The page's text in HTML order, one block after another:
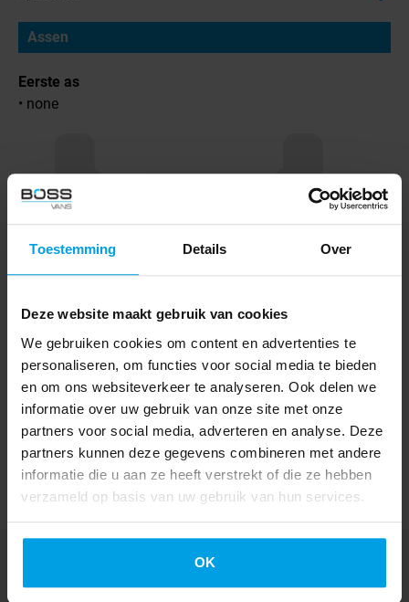
Toestemming Details Over
Deze website maakt gebruik van cookies
We gebruiken cookies om content en advertenties te
personaliseren, om functies voor social media te bieden
en om ons websiteverkeer te analyseren. Ook delen we
informatie over uw gebruik van onze site met onze
partners voor social media, adverteren en analyse. Deze
partners kunnen deze gegevens combineren met andere
informatie die u aan ze heeft verstrekt of die ze hebben
verzameld op basis van uw gebruik van hun services.
OK
Assen
Eerste as
• none
Tweede as